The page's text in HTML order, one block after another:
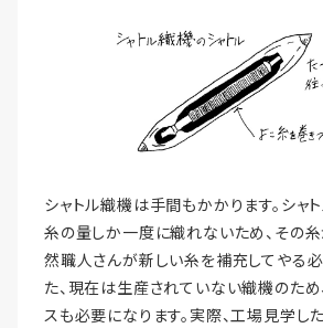
シャトル織機は手間もかかります。シャ
糸の量しか一度に織れないため、その糸
然職人さんが新しい糸を補充してやる必
た、現在は生産されていない織機のため
スも必要になります。実際、工場見学し